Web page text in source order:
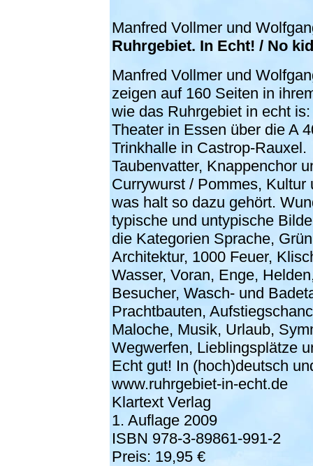
Manfred Vollmer und
Ruhrgebiet. In Echt! / No
Manfred Vollmer und
zeigen auf 160 Seiten in
wie das Ruhrgebiet in echt
Theater in Essen über die A
Trinkhalle in Castrop-Rauxel.
Taubenvatter, Knappenchor
Currywurst / Pommes, Kultur
was halt so dazu gehört.
typische und untypische
die Kategorien Sprache,
Architektur, 1000 Feuer,
Wasser, Voran, Enge,
Besucher, Wasch- und
Prachtbauten,
Maloche, Musik, Urlaub,
Wegwerfen, Lieblingsplätze
Echt gut! In (hoch)deutsch
www.ruhrgebiet-in-echt.de
Klartext Verlag
1. Auflage 2009
ISBN 978-3-89861-991-2
Preis: 19,95 €